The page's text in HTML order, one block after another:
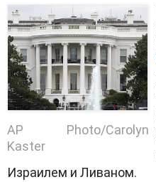
AP Photo/Carolyn
Kaster
Израилем и Ливаном.